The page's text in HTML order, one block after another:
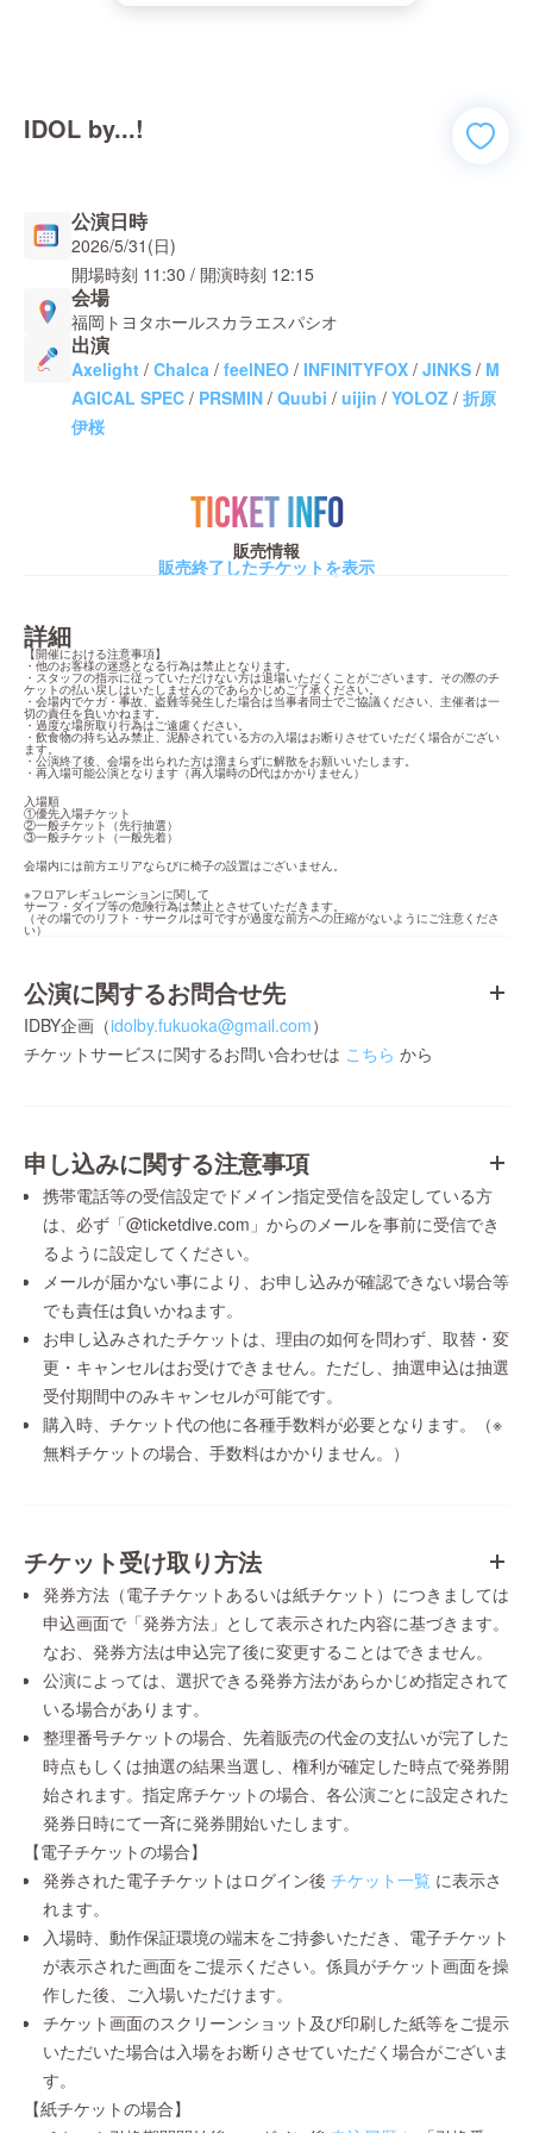
IDOL by...!
公演日時
2026/5/31(日)
開場時刻 11:30 / 開演時刻 12:15
会場
福岡トヨタホールスカラエスパシオ
出演
Axelight / Chalca / feelNEO / INFINITYFOX / JINKS / M
AGICAL SPEC / PRSMIN / Quubi / uijin / YOLOZ / 折原
伊桜
TICKET INFO
販売情報
販売終了したチケットを表示
詳細
【開催における注意事項】
・他のお客様の迷惑となる行為は禁止となります。
・スタッフの指示に従っていただけない方は退場いただくことがございます。その際のチ
ケットの払い戻しはいたしませんのであらかじめご了承ください。
・会場内でケガ・事故、盗難等発生した場合は当事者同士でご協議ください、主催者は一
切の責任を負いかねます。
・過度な場所取り行為はご遠慮ください。
・飲食物の持ち込み禁止、泥酔されている方の入場はお断りさせていただく場合がござい
ます。
・公演終了後、会場を出られた方は溜まらずに解散をお願いいたします。
・再入場可能公演となります（再入場時のD代はかかりません）
入場順
①優先入場チケット
②一般チケット（先行抽選）
③一般チケット（一般先着）
会場内には前方エリアならびに椅子の設置はございません。
※フロアレギュレーションに関して
サーフ・ダイブ等の危険行為は禁止とさせていただきます。
（その場でのリフト・サークルは可ですが過度な前方への圧縮がないようにご注意くださ
い）
公演に関するお問合せ先
IDBY企画（idolby.fukuoka@gmail.com）
チケットサービスに関するお問い合わせは こちら から
申し込みに関する注意事項
携帯電話等の受信設定でドメイン指定受信を設定している方
は、必ず「@ticketdive.com」からのメールを事前に受信でき
るように設定してください。
メールが届かない事により、お申し込みが確認できない場合等
でも責任は負いかねます。
お申し込みされたチケットは、理由の如何を問わず、取替・変
更・キャンセルはお受けできません。ただし、抽選申込は抽選
受付期間中のみキャンセルが可能です。
購入時、チケット代の他に各種手数料が必要となります。（※
無料チケットの場合、手数料はかかりません。）
チケット受け取り方法
発券方法（電子チケットあるいは紙チケット）につきましては
申込画面で「発券方法」として表示された内容に基づきます。
なお、発券方法は申込完了後に変更することはできません。
公演によっては、選択できる発券方法があらかじめ指定されて
いる場合があります。
整理番号チケットの場合、先着販売の代金の支払いが完了した
時点もしくは抽選の結果当選し、権利が確定した時点で発券開
始されます。指定席チケットの場合、各公演ごとに設定された
発券日時にて一斉に発券開始いたします。
【電子チケットの場合】
発券された電子チケットはログイン後 チケット一覧 に表示さ
れます。
入場時、動作保証環境の端末をご持参いただき、電子チケット
が表示された画面をご提示ください。係員がチケット画面を操
作した後、ご入場いただけます。
チケット画面のスクリーンショット及び印刷した紙等をご提示
いただいた場合は入場をお断りさせていただく場合がございま
す。
【紙チケットの場合】